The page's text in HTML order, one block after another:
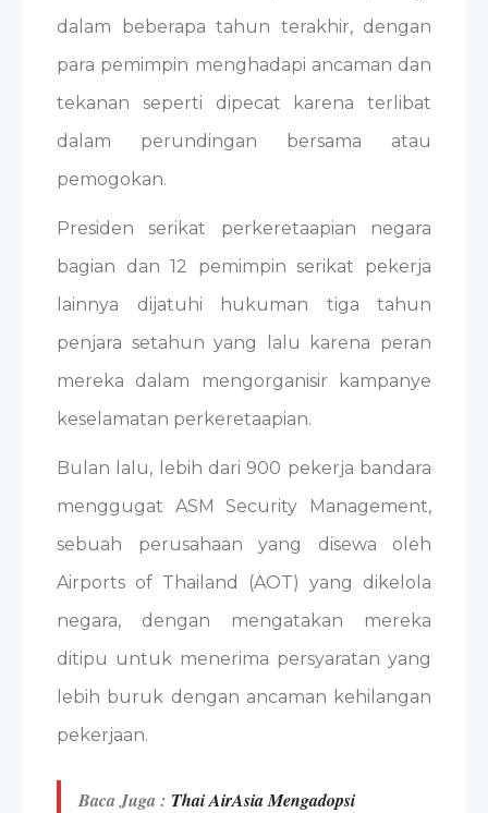
dalam beberapa tahun terakhir, dengan
para pemimpin menghadapi ancaman dan
tekanan seperti dipecat karena terlibat
dalam perundingan bersama atau
pemogokan.
Presiden serikat perkeretaapian negara
bagian dan 12 pemimpin serikat pekerja
lainnya dijatuhi hukuman tiga tahun
penjara setahun yang lalu karena peran
mereka dalam mengorganisir kampanye
keselamatan perkeretaapian.
Bulan lalu, lebih dari 900 pekerja bandara
menggugat ASM Security Management,
sebuah perusahaan yang disewa oleh
Airports of Thailand (AOT) yang dikelola
negara, dengan mengatakan mereka
ditipu untuk menerima persyaratan yang
lebih buruk dengan ancaman kehilangan
pekerjaan.
Baca Juga : Thai AirAsia Mengadopsi